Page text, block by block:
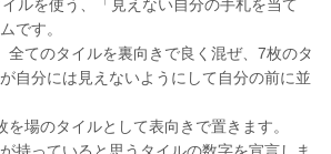
イルを使う、「見えない自分の手札を当て
です。
てのタイルを裏向きで良く混ぜ、7枚のタ
自分には見えないようにして自分の前に並
場のタイルとして表向きで置きます。